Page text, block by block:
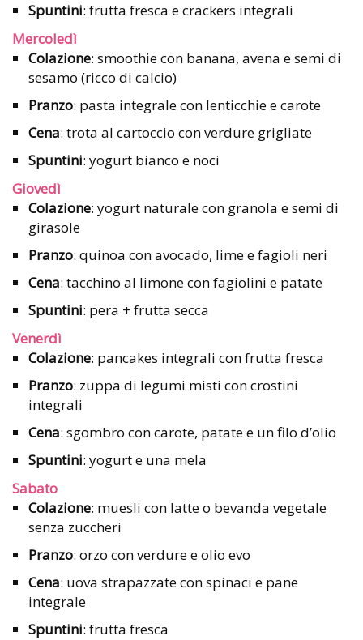
Spuntini: frutta fresca e crackers integrali
Mercoledì
Colazione: smoothie con banana, avena e semi di
sesamo (ricco di calcio)
Pranzo: pasta integrale con lenticchie e carote
Cena: trota al cartoccio con verdure grigliate
Spuntini: yogurt bianco e noci
Giovedì
Colazione: yogurt naturale con granola e semi di
girasole
Pranzo: quinoa con avocado, lime e fagioli neri
Cena: tacchino al limone con fagiolini e patate
Spuntini: pera + frutta secca
Venerdì
Colazione: pancakes integrali con frutta fresca
Pranzo: zuppa di legumi misti con crostini
integrali
Cena: sgombro con carote, patate e un filo d’olio
Spuntini: yogurt e una mela
Sabato
Colazione: muesli con latte o bevanda vegetale
senza zuccheri
Pranzo: orzo con verdure e olio evo
Cena: uova strapazzate con spinaci e pane
integrale
Spuntini: frutta fresca